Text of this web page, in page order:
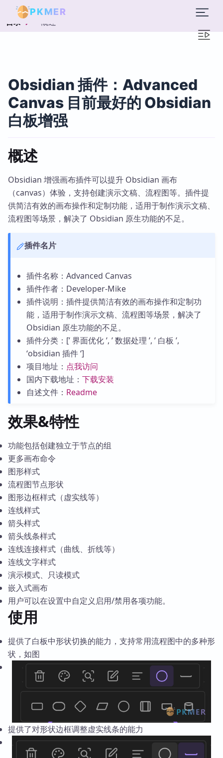
PKMER
目录 概述
Obsidian 插件：Advanced
Canvas 目前最好的 Obsidian
白板增强
概述
Obsidian 增强画布插件可以提升 Obsidian 画布
（canvas）体验，支持创建演示文稿、流程图等。插件提
供简洁有效的画布操作和定制功能，适用于制作演示文稿、
流程图等场景，解决了 Obsidian 原生功能的不足。
插件名片
插件名称：Advanced Canvas
插件作者：Developer-Mike
插件说明：插件提供简洁有效的画布操作和定制功
能，适用于制作演示文稿、流程图等场景，解决了
Obsidian 原生功能的不足。
插件分类：[’ 界面优化 ’, ’ 数据处理 ’, ’ 白板 ’,
‘obsidian 插件 ‘]
项目地址： 点我访问
国内下载地址： 下载安装
自述文件： Readme
效果&特性
功能包括创建独立于节点的组
更多画布命令
图形样式
流程图节点形状
图形边框样式（虚实线等）
连线样式
箭头样式
箭头线条样式
连线连接样式（曲线、折线等）
连线文字样式
演示模式、只读模式
嵌入式画布
用户可以在设置中自定义启用/禁用各项功能。
使用
提供了白板中形状切换的能力，支持常用流程图中的多种形
状，如图
提供了对形状边框调整虚实线条的能力